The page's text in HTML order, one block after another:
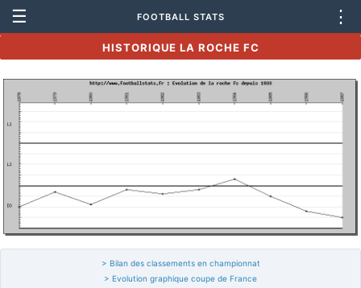
☰ FOOTBALL STATS ⋮
HISTORIQUE LA ROCHE FC
> Bilan des classements en championnat
> Evolution graphique coupe de France